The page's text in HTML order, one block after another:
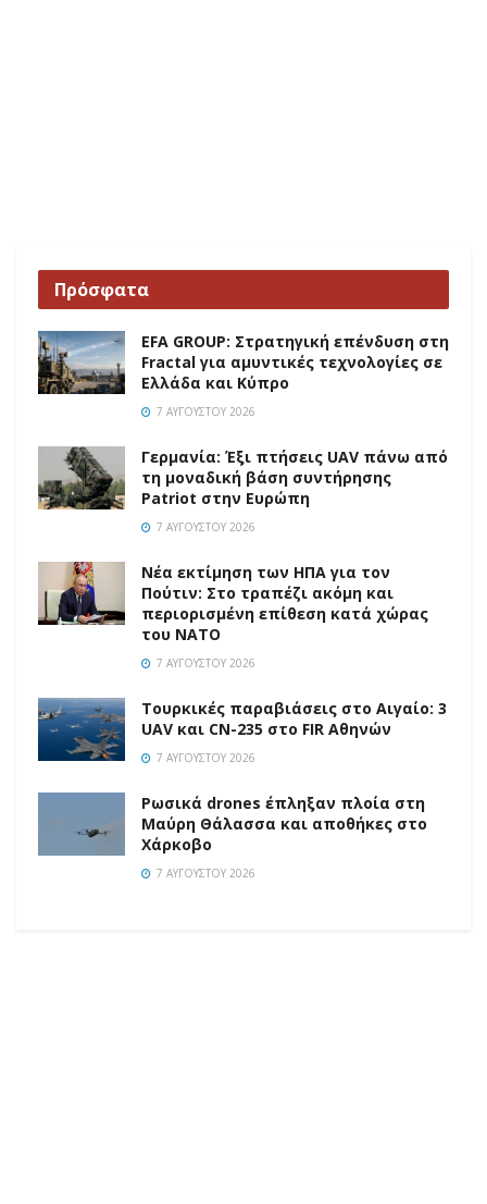
Πρόσφατα
EFA GROUP: Στρατηγική επένδυση στη
Fractal για αμυντικές τεχνολογίες σε
Ελλάδα και Κύπρο
7 ΑΥΓΟΎΣΤΟΥ 2026
Γερμανία: Έξι πτήσεις UAV πάνω από
τη μοναδική βάση συντήρησης
Patriot στην Ευρώπη
7 ΑΥΓΟΎΣΤΟΥ 2026
Νέα εκτίμηση των ΗΠΑ για τον
Πούτιν: Στο τραπέζι ακόμη και
περιορισμένη επίθεση κατά χώρας
του ΝΑΤΟ
7 ΑΥΓΟΎΣΤΟΥ 2026
Τουρκικές παραβιάσεις στο Αιγαίο: 3
UAV και CN-235 στο FIR Αθηνών
7 ΑΥΓΟΎΣΤΟΥ 2026
Ρωσικά drones έπληξαν πλοία στη
Μαύρη Θάλασσα και αποθήκες στο
Χάρκοβο
7 ΑΥΓΟΎΣΤΟΥ 2026